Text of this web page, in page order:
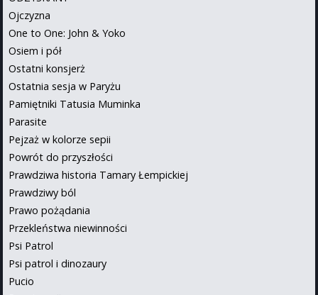
Ojczyzna
One to One: John & Yoko
Osiem i pół
Ostatni konsjerż
Ostatnia sesja w Paryżu
Pamiętniki Tatusia Muminka
Parasite
Pejzaż w kolorze sepii
Powrót do przyszłości
Prawdziwa historia Tamary Łempickiej
Prawdziwy ból
Prawo pożądania
Przekleństwa niewinności
Psi Patrol
Psi patrol i dinozaury
Pucio